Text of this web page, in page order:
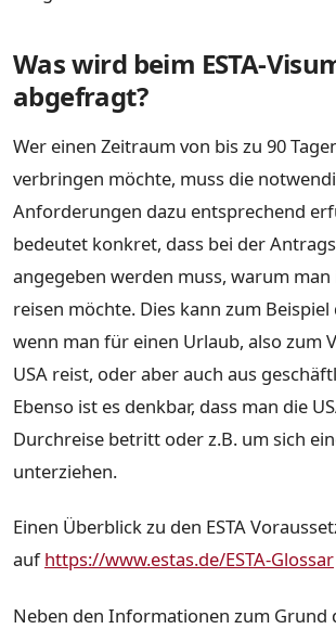
Was wird beim ESTA-
abgefragt?
Wer einen Zeitraum von bis zu 90
verbringen möchte, muss die
Anforderungen dazu entsprechend
bedeutet konkret, dass bei der
angegeben werden muss, warum man
reisen möchte. Dies kann zum Beispiel
wenn man für einen Urlaub, also zum
USA reist, oder aber auch aus
Ebenso ist es denkbar, dass man die
Durchreise betritt oder z.B. um sich
unterziehen.
Einen Überblick zu den ESTA
aufhttps://www.estas.de/ESTA-Glossar
Neben den Informationen zum Grund